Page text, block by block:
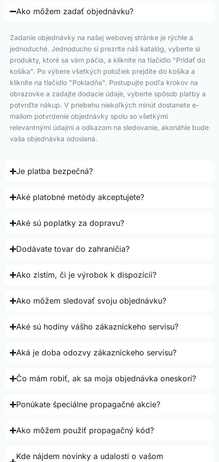
Ako môžem zadať objednávku?
Zadanie objednávky na našej webovej stránke je rýchle a
jednoduché. Jednoducho si prezrite náš katalóg, vyberte si
produkty, ktoré sa vám páčia, a kliknite na tlačidlo "Pridať do
košíka". Po výbere všetkých položiek prejdite do košíka a
kliknite na tlačidlo "Pokladňa". Postupujte podľa krokov na
obrazovke a zadajte dodacie údaje, vyberte spôsob platby a
potvrďte nákup. V priebehu niekoľkých minút dostanete e-
mailom potvrdenie objednávky spolu so všetkými
relevantnými údajmi a odkazom na sledovanie, akonáhle bude
vaša objednávka odoslaná.
Je platba bezpečná?
Aké platobné metódy akceptujete?
Aké sú poplatky za dopravu?
Dodávate tovar do zahraničia?
Ako zistím, či je výrobok k dispozícii?
Ako môžem sledovať svoju objednávku?
Aké sú hodiny vášho zákazníckeho servisu?
Aká je doba odozvy zákazníckeho servisu?
Čo mám robiť, ak sa moja objednávka oneskorí?
Ponúkate špeciálne propagačné akcie?
Ako môžem použiť propagačný kód?
Kde nájdem novinky a udalosti o vašom